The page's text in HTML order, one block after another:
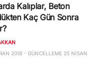
Kalıplar, Beton
Kaç Gün Sonra
2018 - GÜNCELLEME 25 NISAN